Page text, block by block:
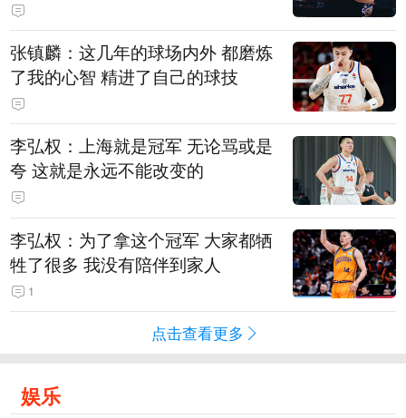
张镇麟：这几年的球场内外 都磨炼
了我的心智 精进了自己的球技
李弘权：上海就是冠军 无论骂或是
夸 这就是永远不能改变的
李弘权：为了拿这个冠军 大家都牺
牲了很多 我没有陪伴到家人
1
点击查看更多
娱乐